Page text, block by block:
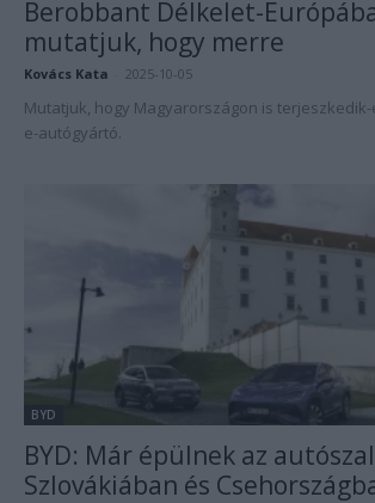
Berobbant Délkelet-
mutatjuk, hogy merre
Kovács Kata 2025-10-05
Mutatjuk, hogy Magyarországon is
e-autógyártó.
BYD
BYD: Már épülnek az
Szlovákiában és